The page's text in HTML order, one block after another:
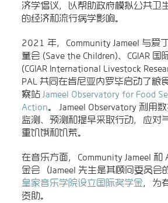
济学倡议，以帮助政府模拟公共卫
的经济和流行病学影响。
2021 年，Community Jameel 与爱
童会 (Save the Children)、CGIAR 国
(CGIAR International Livestock
PAL 共同在肯尼亚内罗毕启动了粮
察站 Jameel Observatory for Food
Action 。 Jameel Observatory 利用
监测、预测和提早采取行动，应对
重饥饿和饥荒。
在音乐方面，Community Jameel 和
金会（Jameel 先生是其顾问委员会
皇家音乐学院设立国际奖学金 ，为
资助。